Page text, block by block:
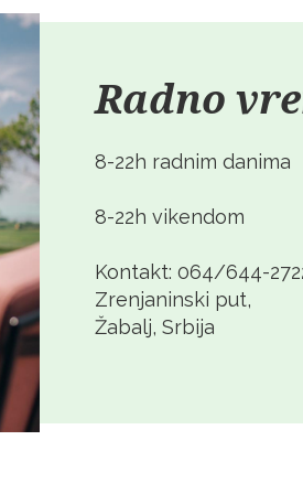
Radno
8-22h radnim danima
8-22h vikendom
Kontakt: 064/644-
Zrenjaninski put,
Žabalj, Srbija